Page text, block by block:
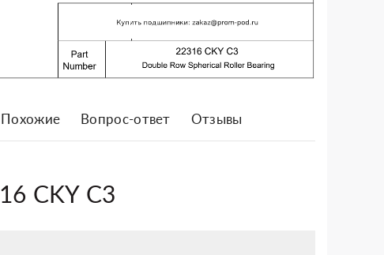
Похожие Вопрос-ответ Отзывы
CKY C3